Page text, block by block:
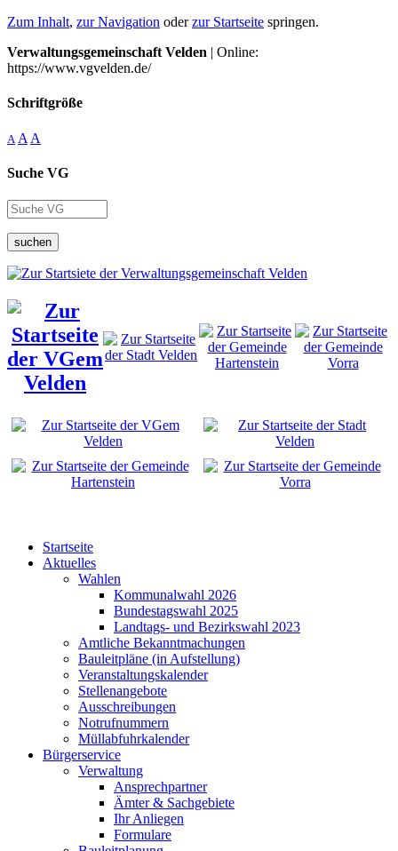
Zum Inhalt, zur Navigation oderzur Startseite springen.
Verwaltungsgemeinschaft Velden | Online:
https://www.vgvelden.de/
Schriftgröße
A A A
Suche VG
suchen
Startseite
Aktuelles
Wahlen
Kommunalwahl 2026
Bundestagswahl 2025
Landtags- und Bezirkswahl 2023
Amtliche Bekanntmachungen
Bauleitpläne (in Aufstellung)
Veranstaltungskalender
Stellenangebote
Ausschreibungen
Notrufnummern
Müllabfuhrkalender
Bürgerservice
Verwaltung
Ansprechpartner
Ämter & Sachgebiete
Ihr Anliegen
Formulare